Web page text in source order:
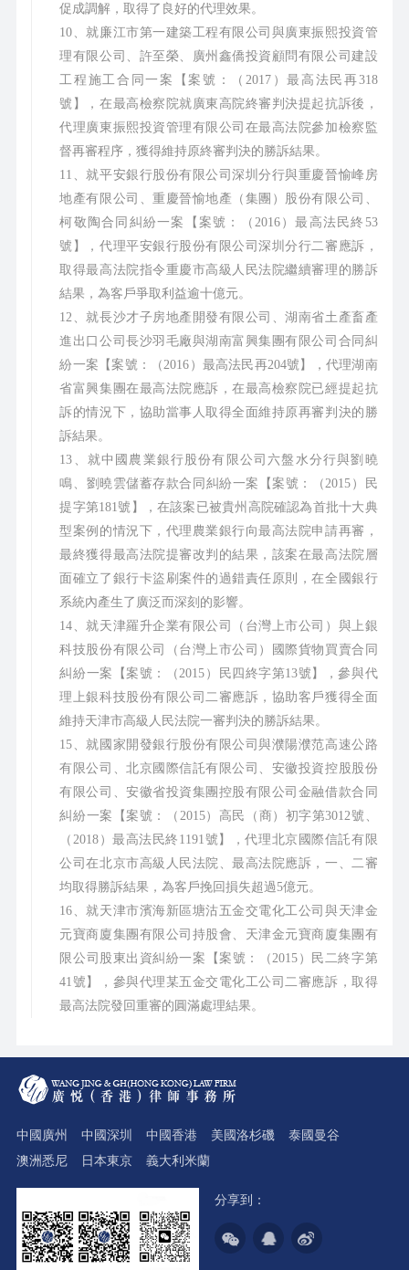
促成調解，取得了良好的代理效果。
10、就廉江市第一建築工程有限公司與廣東振熙投資管
理有限公司、許至榮、廣州鑫僑投資顧問有限公司建設
工程施工合同一案【案號：（2017）最高法民再318
號】，在最高檢察院就廣東高院終審判決提起抗訴後，
代理廣東振熙投資管理有限公司在最高法院參加檢察監
督再審程序，獲得維持原終審判決的勝訴結果。
11、就平安銀行股份有限公司深圳分行與重慶晉愉峰房
地產有限公司、重慶晉愉地產（集團）股份有限公司、
柯敬陶合同糾紛一案【案號：（2016）最高法民終53
號】，代理平安銀行股份有限公司深圳分行二審應訴，
取得最高法院指令重慶市高級人民法院繼續審理的勝訴
結果，為客戶爭取利益逾十億元。
12、就長沙才子房地產開發有限公司、湖南省土產畜產
進出口公司長沙羽毛廠與湖南富興集團有限公司合同糾
紛一案【案號：（2016）最高法民再204號】，代理湖南
省富興集團在最高法院應訴，在最高檢察院已經提起抗
訴的情況下，協助當事人取得全面維持原再審判決的勝
訴結果。
13、就中國農業銀行股份有限公司六盤水分行與劉曉
鳴、劉曉雲儲蓄存款合同糾紛一案【案號：（2015）民
提字第181號】，在該案已被貴州高院確認為首批十大典
型案例的情況下，代理農業銀行向最高法院申請再審，
最終獲得最高法院提審改判的結果，該案在最高法院層
面確立了銀行卡盜刷案件的過錯責任原則，在全國銀行
系統內產生了廣泛而深刻的影響。
14、就天津羅升企業有限公司（台灣上市公司）與上銀
科技股份有限公司（台灣上市公司）國際貨物買賣合同
糾紛一案【案號：（2015）民四終字第13號】，參與代
理上銀科技股份有限公司二審應訴，協助客戶獲得全面
維持天津市高級人民法院一審判決的勝訴結果。
15、就國家開發銀行股份有限公司與濮陽濮范高速公路
有限公司、北京國際信託有限公司、安徽投資控股股份
有限公司、安徽省投資集團控股有限公司金融借款合同
糾紛一案【案號：（2015）高民（商）初字第3012號、
（2018）最高法民終1191號】，代理北京國際信託有限
公司在北京市高級人民法院、最高法院應訴，一、二審
均取得勝訴結果，為客戶挽回損失超過5億元。
16、就天津市濱海新區塘沽五金交電化工公司與天津金
元寶商廈集團有限公司持股會、天津金元寶商廈集團有
限公司股東出資糾紛一案【案號：（2015）民二終字第
41號】，參與代理某五金交電化工公司二審應訴，取得
最高法院發回重審的圓滿處理結果。
中國廣州 中國深圳 中國香港 美國洛杉磯
泰國曼谷
澳洲悉尼
日本東京 義大利米蘭
分享到：